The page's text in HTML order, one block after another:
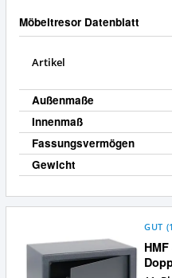
Möbeltresor?
Möbeltresor Datenblatt
Artikel
Außenmaße
Innenmaß
Fassungsvermögen
Gewicht
GUT (